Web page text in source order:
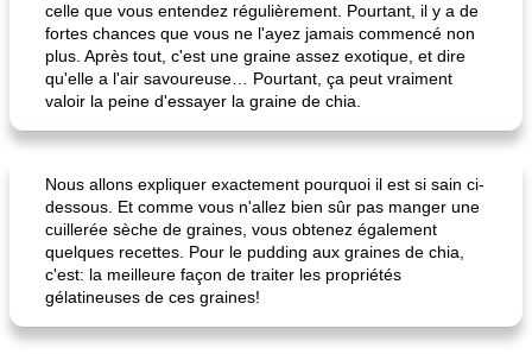
celle que vous entendez régulièrement. Pourtant, il y a de
fortes chances que vous ne l'ayez jamais commencé non
plus. Après tout, c'est une graine assez exotique, et dire
qu'elle a l'air savoureuse… Pourtant, ça peut vraiment
valoir la peine d'essayer la graine de chia.
Nous allons expliquer exactement pourquoi il est si sain ci-
dessous. Et comme vous n'allez bien sûr pas manger une
cuillerée sèche de graines, vous obtenez également
quelques recettes. Pour le pudding aux graines de chia,
c'est: la meilleure façon de traiter les propriétés
gélatineuses de ces graines!